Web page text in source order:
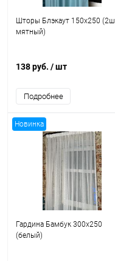
Шторы Блэкаут 150x250
мятный)
138 руб. / шт
Подробнее
Новинка
Гардина Бамбук 300x250
(белый)